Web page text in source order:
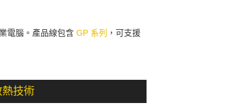
電腦。產品線包含 GP 系列 ，可支援
技術